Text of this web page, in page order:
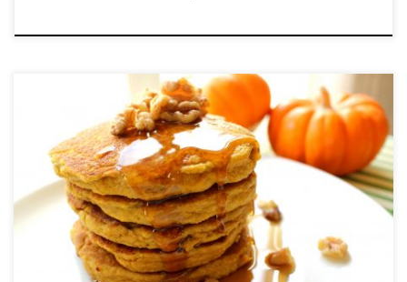
Smaczne dyniowe placki z nasionami konopi, które są
ostatnio bardzo popularnym dodatkiem do różnych dań.
Składniki: (na 10-12 naleśników) – 2 szklanki mąki owsianej
(zmiel płatki owsiane na mąkę), – 2 łyżeczki proszku do
pieczenia, – ¼ łyżeczki soli morskiej, – 1½ łyżeczki
przyprawy dyniowej, – ¼ szklanki nasion konopi, […]